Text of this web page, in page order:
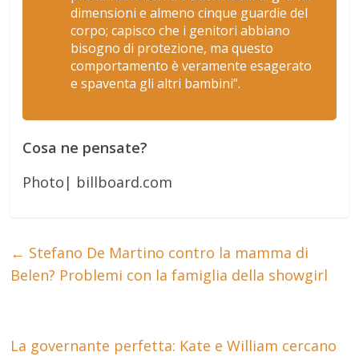
dimensioni e almeno cinque guardie del
corpo; capisco che i genitori abbiano
bisogno di protezione, ma questo
comportamento è veramente esagerato
e spaventa gli altri bambini”.
Cosa ne pensate?
Photo| billboard.com
← Stefano De Martino contro la mamma di
Belen? Problemi con la famiglia della showgirl
La governante perfetta: Kate e William cercano